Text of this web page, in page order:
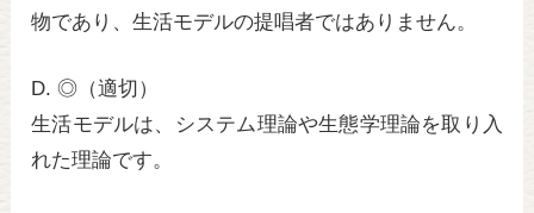
物であり、生活モデルの提唱者ではありません。
D. ◎（適切）
生活モデルは、システム理論や生態学理論を取り入
れた理論です。